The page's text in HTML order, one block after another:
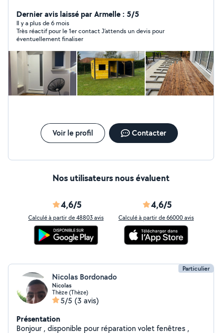
Dernier avis laissé par Armelle : 5/5
Il y a plus de 6 mois
Très réactif pour le 1er contact J’attends un devis pour
éventuellement finaliser
Voir le profil Contacter
Nos utilisateurs nous évaluent
4,6/5
Calculé à partir de 48803 avis
4,6/5
Calculé à partir de 66000 avis
Particulier
Nicolas Bordonado
Nicolas
Thèze (Thèze)
5/5 (3 avis)
Présentation
Bonjour , disponible pour réparation volet fenêtres ,